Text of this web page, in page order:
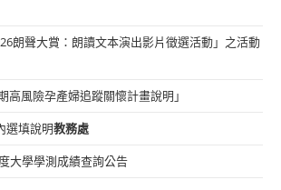
朗聲大賞：朗讀文本演出影片徵選活動」之活動
高風險孕產婦追蹤關懷計畫說明」
選填說明教務處
大學學測成績查詢公告